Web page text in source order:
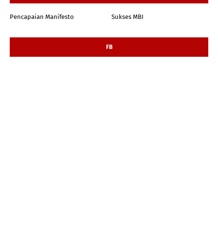
Pencapaian Manifesto Sukses MBI
FB